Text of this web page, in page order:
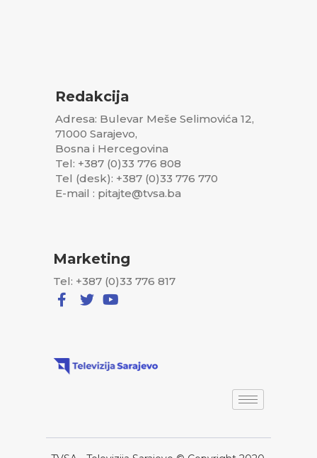
Redakcija
Adresa: Bulevar Meše Selimovića 12,
71000 Sarajevo,
Bosna i Hercegovina
Tel: +387 (0)33 776 808
Tel (desk): +387 (0)33 776 770
E-mail : pitajte@tvsa.ba
Marketing
Tel: +387 (0)33 776 817